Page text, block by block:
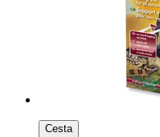
Cesta